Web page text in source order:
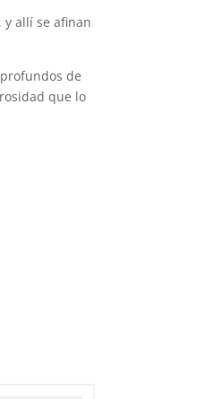
y allí se afinan
de
que lo